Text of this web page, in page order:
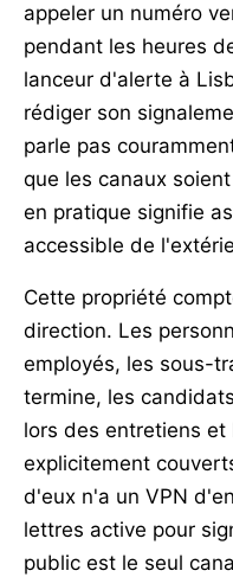
appeler un numéro
pendant les heures
lanceur d'alerte à
rédiger son
parle pas
que les canaux
en pratique signifie
accessible de
Cette propriété
direction. Les
employés, les sous-
termine, les
lors des entretiens
explicitement
d'eux n'a un VPN
lettres active pour
public est le seul